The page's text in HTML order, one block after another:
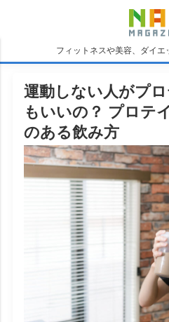
フィットネスや美容、ダイ
運動しない人がプ
もいいの？ プロテ
のある飲み方